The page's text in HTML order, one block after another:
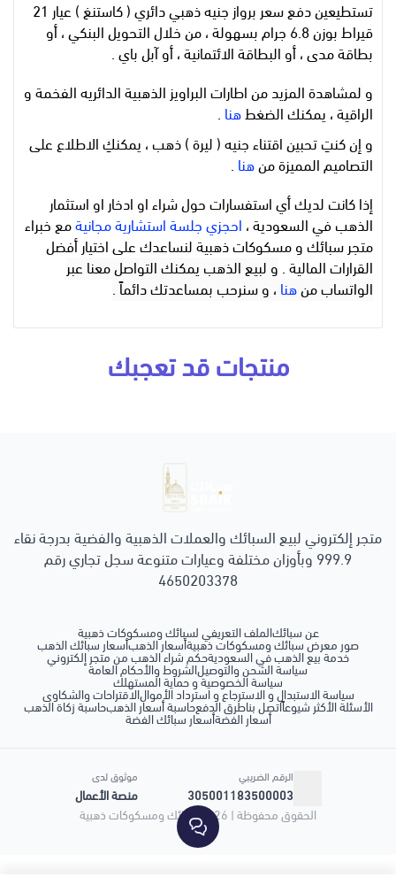
تستطيعين دفع سعر برواز جنيه ذهبي دائري ( كاستنغ ) عيار 21
قيراط بوزن 6.8 جرام بسهولة ، من خلال التحويل البنكي ، أو
بطاقة مدى ، أو البطاقة الائتمانية ، أو آبل باي .
و لمشاهدة المزيد من اطارات البراويز الذهبية الدائريه الفخمة و
الراقية ، يمكنك الضغطهنا .
و إن كنتِ تحبين اقتناء جنيه ( ليرة ) ذهب ، يمكنكِ الاطلاع على
التصاميم المميزة منهنا .
إذا كانت لديك أي استفسارات حول شراء او ادخار او استثمار
الذهب في السعودية ، احجزي جلسة استشارية مجانيةمع خبراء
متجر سبائك و مسكوكات ذهبية لنساعدك على اختيار أفضل
القرارات المالية . و لبيع الذهب يمكنك التواصل معنا عبر
الواتساب منهنا ، و سنرحب بمساعدتك دائماً .
منتجات قد تعجبك
متجر إلكتروني لبيع السبائك والعملات الذهبية والفضية بدرجة نقاء
999.9 وبأوزان مختلفة وعيارات متنوعة سجل تجاري رقم
4650203378
عن سبائكالملف التعريفي لسبائك ومسكوكات ذهبية
صور معرض سبائك ومسكوكات ذهبيةأسعار الذهبأسعار سبائك الذهب
خدمة بيع الذهب في السعوديةحكم شراء الذهب من متجر إلكتروني
سياسة الشحن والتوصيلالشروط والأحكام العامة
سياسة الخصوصية و حماية المستهلك
سياسة الاستبدال و الاسترجاع و استرداد الأموالالاقتراحات والشكاوى
الأسئلة الأكثر شيوعاًاتصل بناطرق الدفعحاسبة أسعار الذهبحاسبة زكاة الذهب
أسعار الفضةأسعار سبائك الفضة
الرقم الضريبي
305001183500003
موثوق لدى
منصة الأعمال
الحقوق محفوظة | 2026
سبائك ومسكوكات ذهبية